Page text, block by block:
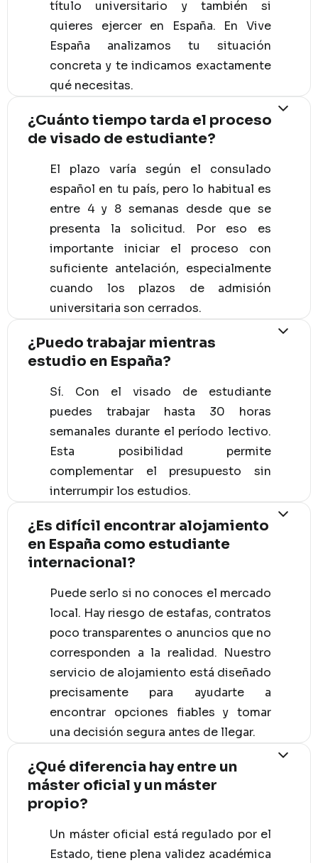
título universitario y también si
quieres ejercer en España. En Vive
España analizamos tu situación
concreta y te indicamos exactamente
qué necesitas.
¿Cuánto tiempo tarda el proceso
de visado de estudiante?
El plazo varía según el consulado
español en tu país, pero lo habitual es
entre 4 y 8 semanas desde que se
presenta la solicitud. Por eso es
importante iniciar el proceso con
suficiente antelación, especialmente
cuando los plazos de admisión
universitaria son cerrados.
¿Puedo trabajar mientras
estudio en España?
Sí. Con el visado de estudiante
puedes trabajar hasta 30 horas
semanales durante el período lectivo.
Esta posibilidad permite
complementar el presupuesto sin
interrumpir los estudios.
¿Es difícil encontrar alojamiento
en España como estudiante
internacional?
Puede serlo si no conoces el mercado
local. Hay riesgo de estafas, contratos
poco transparentes o anuncios que no
corresponden a la realidad. Nuestro
servicio de alojamiento está diseñado
precisamente para ayudarte a
encontrar opciones fiables y tomar
una decisión segura antes de llegar.
¿Qué diferencia hay entre un
máster oficial y un máster
propio?
Un máster oficial está regulado por el
Estado, tiene plena validez académica